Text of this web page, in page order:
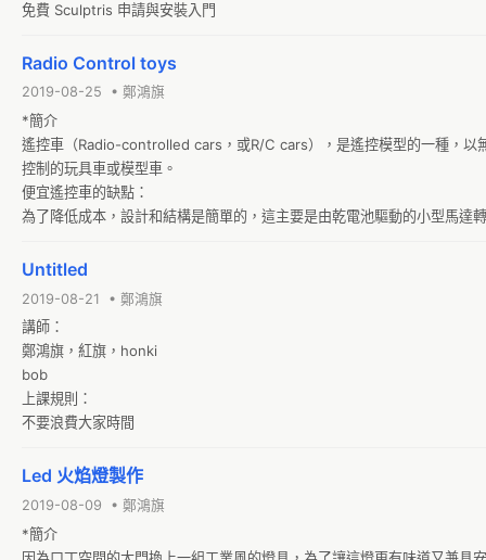
免費 Sculptris 申請與安裝入門
Radio Control toys
2019-08-25 • 鄭鴻旗
*簡介
遙控車（Radio-controlled cars，或R/C cars），是遙控模型的一種，以
控制的玩具車或模型車。
便宜遙控車的缺點：
為了降低成本，設計和結構是簡單的，這主要是由乾電池驅動的小型馬達
特定外觀您不能運行模型不是少數。
這同樣適用於RC系統，為愛好標準化沒有，比例控制也往往不是。
Untitled
2019-08-21 • 鄭鴻旗
講師：
鄭鴻旗，紅旗，honki
bob
上課規則：
不要浪費大家時間
Led 火焰燈製作
2019-08-09 • 鄭鴻旗
*簡介